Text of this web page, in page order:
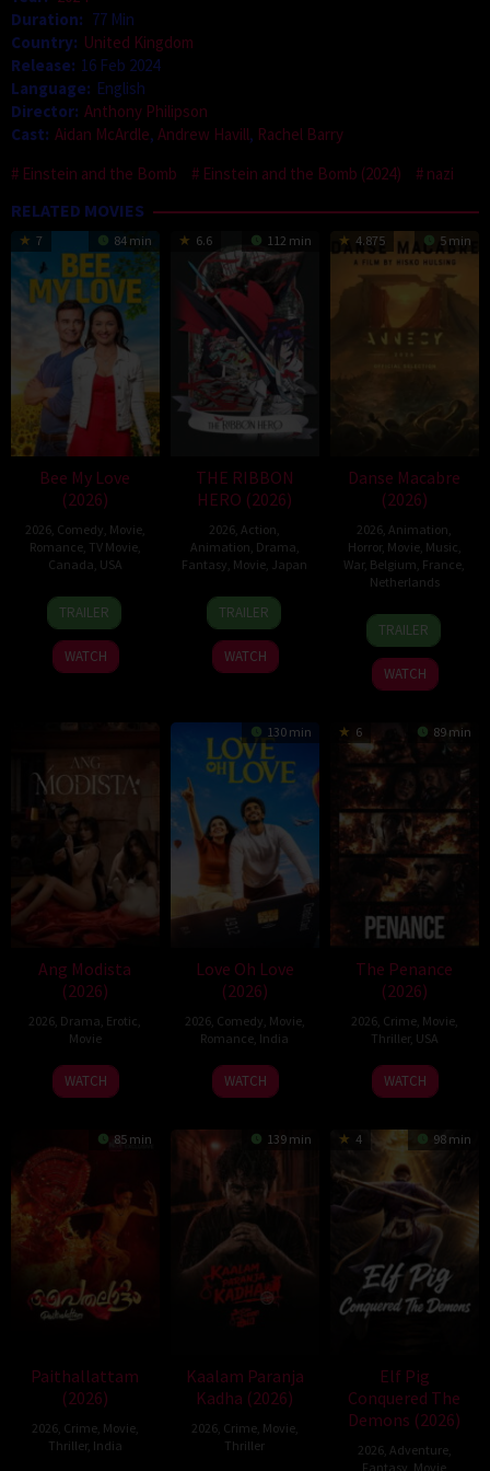
Duration: 77 Min
Country: United Kingdom
Release: 16 Feb 2024
Language: English
Director: Anthony Philipson
Cast: Aidan McArdle, Andrew Havill, Rachel Barry
Einstein and the Bomb
Einstein and the Bomb (2024) nazi
RELATED MOVIES
7 84 min
Bee My Love
(2026)
2026, Comedy Movie,
Romance, TV Movie,
Canada USA
11
Apr
2026
Christopher
Giroux
TRAILER
WATCH
6.6 112 min
THE RIBBON
HERO (2026)
2026 Action
Animation Drama
Fantasy Movie Japan
7
Aug
2026
Yuki
Igarashi
TRAILER
WATCH
4.875 5 min
Danse Macabre
(2026)
2026 Animation
Horror, Movie, Music
War, Belgium France
Netherlands
22
Jun
2026
Hisko
Hulsing
TRAILER
WATCH
Ang Modista
(2026)
2026 Drama Erotic
Movie
WATCH
130 min
Love Oh Love
(2026)
2026, Comedy Movie,
Romance India
10
Jul
Magesh
Rajendran
WATCH
6 89 min
The Penance
(2026)
2026, Crime, Movie,
Thriller, USA
22
Jun
WATCH
85 min
Paithallattam
(2026)
2026, Crime, Movie,
Thriller, India
139 min
Kaalam Paranja
Kadha (2026)
2026, Crime, Movie,
Thriller
4 98 min
Elf Pig
Conquered The
Demons (2026)
2026, Adventure,
Fantasy Movie